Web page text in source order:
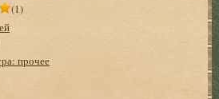
(1)
прочее